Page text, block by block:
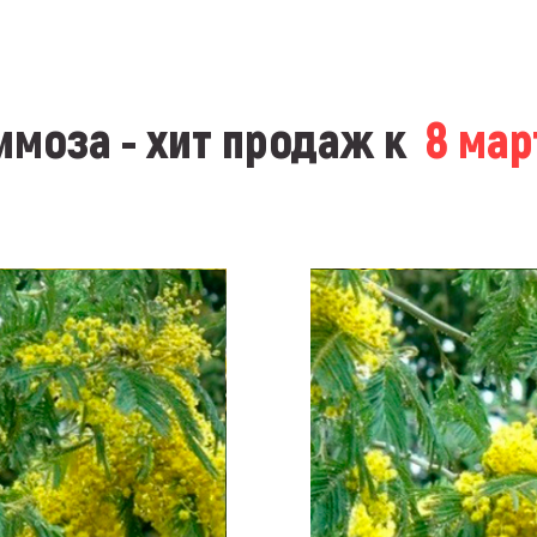
- хит продаж к 8